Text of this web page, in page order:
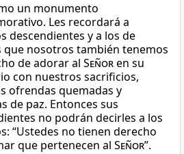
un monumento
Les recordará a
descendientes y a los de
que nosotros también tenemos
de adorar al Señoren su
con nuestros sacrificios,
ofrendas quemadas y
de paz. Entonces sus
no podrán decirles a los
“Ustedes no tienen derecho
que pertenecen al Señor”.